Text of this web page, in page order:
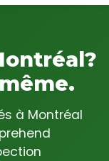
à Montréal